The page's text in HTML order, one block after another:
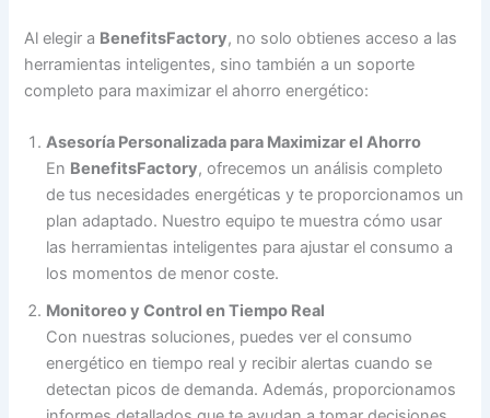
Al elegir a BenefitsFactory, no solo obtienes acceso a las
herramientas inteligentes, sino también a un soporte
completo para maximizar el ahorro energético:
Asesoría Personalizada para Maximizar el Ahorro
En BenefitsFactory, ofrecemos un análisis completo
de tus necesidades energéticas y te proporcionamos un
plan adaptado. Nuestro equipo te muestra cómo usar
las herramientas inteligentes para ajustar el consumo a
los momentos de menor coste.
Monitoreo y Control en Tiempo Real
Con nuestras soluciones, puedes ver el consumo
energético en tiempo real y recibir alertas cuando se
detectan picos de demanda. Además, proporcionamos